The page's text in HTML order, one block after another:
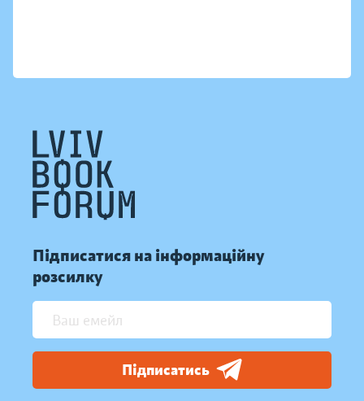
Підписатися на інформаційну
розсилку
Підписатись